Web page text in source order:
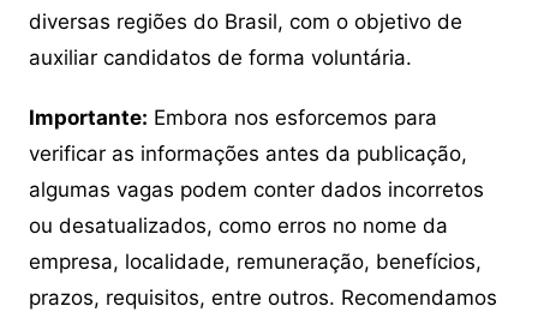
diversas regiões do Brasil, com o objetivo de
auxiliar candidatos de forma voluntária.
Importante: Embora nos esforcemos para
verificar as informações antes da publicação,
algumas vagas podem conter dados incorretos
ou desatualizados, como erros no nome da
empresa, localidade, remuneração, benefícios,
prazos, requisitos, entre outros. Recomendamos